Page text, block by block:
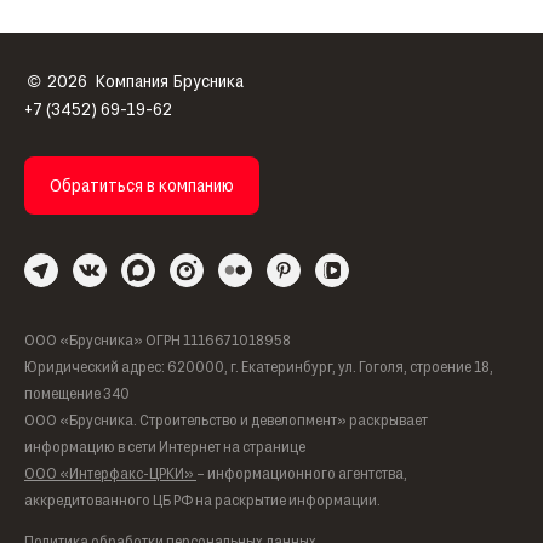
© 2026 Компания Брусника
+7 (3452) 69-19-62
Обратиться в компанию
ООО «Брусника» ОГРН 1116671018958
Юридический адрес: 620000, г. Екатеринбург, ул. Гоголя, строение 18,
помещение 340
ООО «Брусника. Строительство и девелопмент» раскрывает
информацию в сети Интернет на странице
ООО «Интерфакс-ЦРКИ» – информационного агентства,
аккредитованного ЦБ РФ на раскрытие информации.